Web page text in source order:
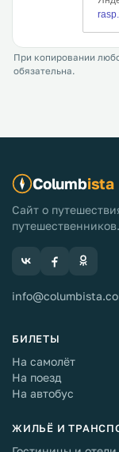
При копировании
обязательна.
Columbista
Сайт о
БИЛЕТЫ
На самолёт
На поезд
На автобус
ЖИЛЬЁ И